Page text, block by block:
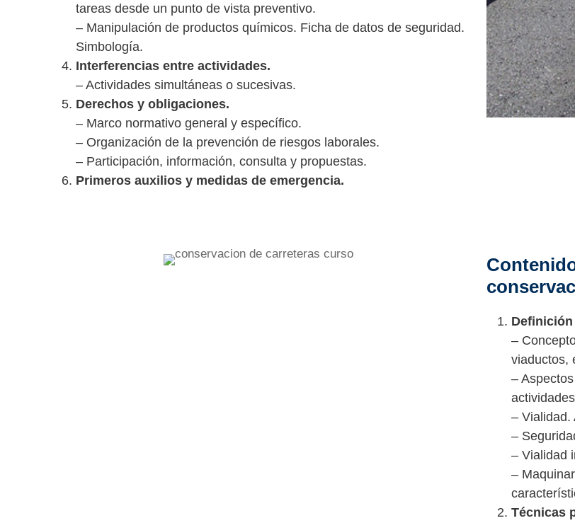
tareas desde un punto de vista preventivo.
– Manipulación de productos químicos. Ficha de datos de seguridad.
Simbología.
Interferencias entre actividades.
– Actividades simultáneas o sucesivas.
Derechos y obligaciones.
– Marco normativo general y específico.
– Organización de la prevención de riesgos laborales.
– Participación, información, consulta y propuestas.
Primeros auxilios y medidas de emergencia.
–
viaductos,
–
– Vialidad.
–
– Vialidad
–
Técnicas